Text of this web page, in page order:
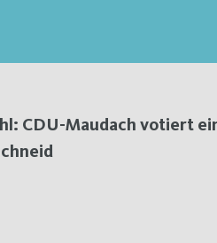
CDU-Maudach votiert